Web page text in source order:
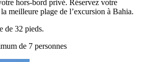
hors-bord privé. Réservez votre
meilleure plage de l’excursion à Bahia.
de 32 pieds.
de 7 personnes